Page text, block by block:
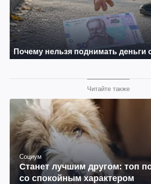
Читайте также
Социум
Станет лучшим другом: топ
со спокойным характером